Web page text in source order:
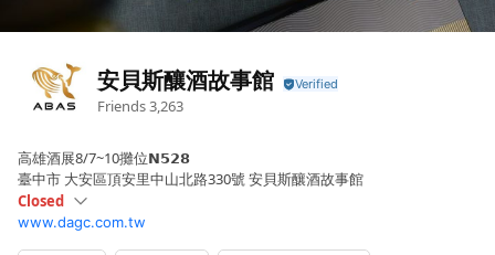
安貝斯釀酒故事館
Friends3,263
高雄酒展8/7~10攤位𝗡𝟱𝟮𝟴
臺中市 大安區頂安里中山北路330號 安貝斯釀酒故事館
Closed
SunClosed
Mon09:00 - 18:00
www.dagc.com.tw